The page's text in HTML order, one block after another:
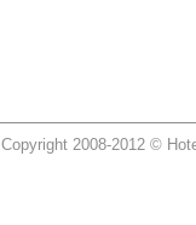
Copyright 2008-2012 ©